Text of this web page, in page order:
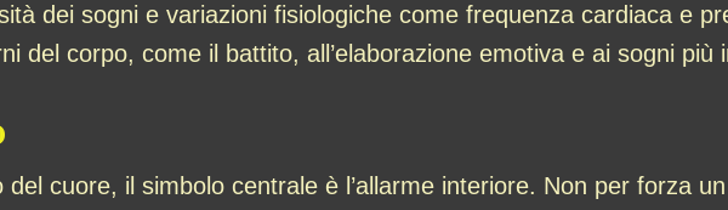
dei sogni e variazioni fisiologiche come frequenza cardiaca e
del corpo, come il battito, all’elaborazione emotiva e ai sogni più
cuore, il simbolo centrale è l’allarme interiore. Non per forza